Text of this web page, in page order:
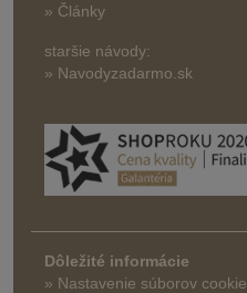
» Články
staršie návody:
» Navodyzadarmo.sk
Dôležité informácie
» Nastavenie súborov cookie